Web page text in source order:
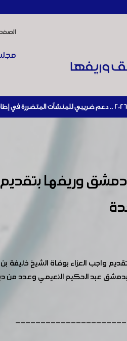
وريفها بتقديم
واجب العزاء بوفاة الشيخ خليفة بن
بدمشق عبد الحكيم النعيمي وعدد من